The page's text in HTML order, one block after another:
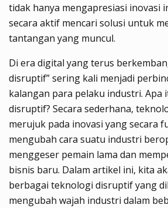
tidak hanya mengapresiasi inovasi
secara aktif mencari solusi untuk
tantangan yang muncul.
Di era digital yang terus
disruptif” sering kali menjadi
kalangan para pelaku industri. Apa
disruptif? Secara sederhana,
merujuk pada inovasi yang secara
mengubah cara suatu industri
menggeser pemain lama dan
bisnis baru. Dalam artikel ini, kita
berbagai teknologi disruptif yang
mengubah wajah industri dalam